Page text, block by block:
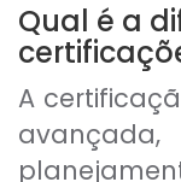
Qual é a
A